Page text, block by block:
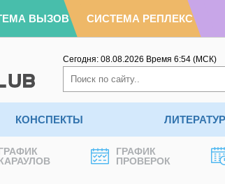
ВЫЗОВ СИСТЕМА РЕПЛЕКС
Сегодня: 08.08.2026 Время 6:54 (МСК)
КОНСПЕКТЫ
ГРАФИК
ПРОВЕРОК